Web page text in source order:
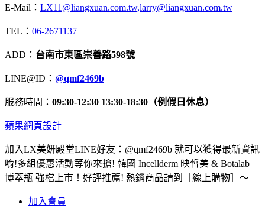
E-Mail： LX11@liangxuan.com.tw,larry@liangxuan.com.tw
TEL： 06-2671137
ADD： 台南市東區崇善路598號
LINE@ID： @qmf2469b
服務時間： 09:30-12:30 13:30-18:30（例假日休息）
蘋果網頁設計
加入LX美妍殿堂LINE好友：@qmf2469b 就可以獲得最新資訊
唷!多組優惠活動等你來搶! 韓國 Incellderm 映皙美 & Botalab
博萃瓶 強檔上市！好評推薦! 熱銷商品請到［線上購物］～
加入會員